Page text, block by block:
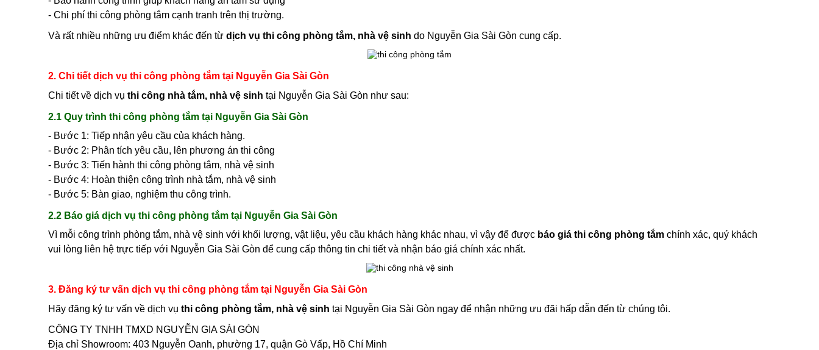
- Chi phí thi công phòng tắm cạnh tranh trên thị trường.
Và rất nhiều những ưu điểm khác đến từ dịch vụ thi công phòng tắm, nhà vệ sinh do Nguyễn Gia Sài Gòn cung cấp.
2. Chi tiết dịch vụ thi công phòng tắm tại Nguyễn Gia Sài Gòn
Chi tiết về dịch vụ thi công nhà tắm, nhà vệ sinh tại Nguyễn Gia Sài Gòn như sau:
2.1 Quy trình thi công phòng tắm tại Nguyễn Gia Sài Gòn
- Bước 1: Tiếp nhận yêu cầu của khách hàng.
- Bước 2: Phân tích yêu cầu, lên phương án thi công
- Bước 3: Tiến hành thi công phòng tắm, nhà vệ sinh
- Bước 4: Hoàn thiện công trình nhà tắm, nhà vệ sinh
- Bước 5: Bàn giao, nghiệm thu công trình.
2.2 Báo giá dịch vụ thi công phòng tắm tại Nguyễn Gia Sài Gòn
Vì mỗi công trình phòng tắm, nhà vệ sinh với khối lượng, vật liệu, yêu cầu khách hàng khác nhau, vì vậy để được báo giá thi công phòng tắm chính xác, quý khách
vui lòng liên hệ trực tiếp với Nguyễn Gia Sài Gòn để cung cấp thông tin chi tiết và nhận báo giá chính xác nhất.
3. Đăng ký tư vấn dịch vụ thi công phòng tắm tại Nguyễn Gia Sài Gòn
Hãy đăng ký tư vấn về dịch vụ thi công phòng tắm, nhà vệ sinh tại Nguyễn Gia Sài Gòn ngay để nhận những ưu đãi hấp dẫn đến từ chúng tôi.
CÔNG TY TNHH TMXD NGUYỄN GIA SÀI GÒN
Địa chỉ Showroom: 403 Nguyễn Oanh, phường 17, quận Gò Vấp, Hồ Chí Minh